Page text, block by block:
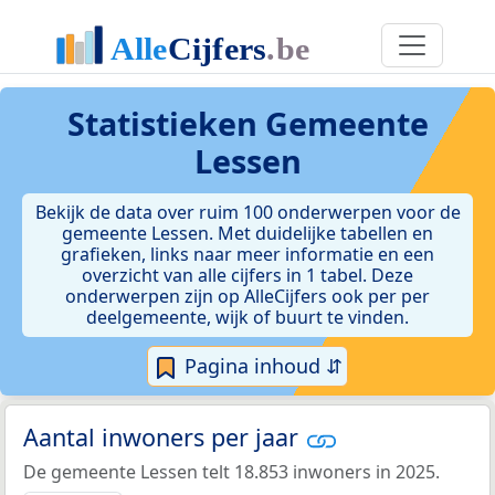
Statistieken Gemeente
Lessen
Bekijk de data over ruim 100 onderwerpen voor de
gemeente Lessen. Met duidelijke tabellen en
grafieken, links naar meer informatie en een
overzicht van alle cijfers in 1 tabel. Deze
onderwerpen zijn op AlleCijfers ook per per
deelgemeente, wijk of buurt te vinden.
Pagina inhoud ⇵
Aantal inwoners per jaar
De gemeente Lessen telt 18.853 inwoners in 2025.